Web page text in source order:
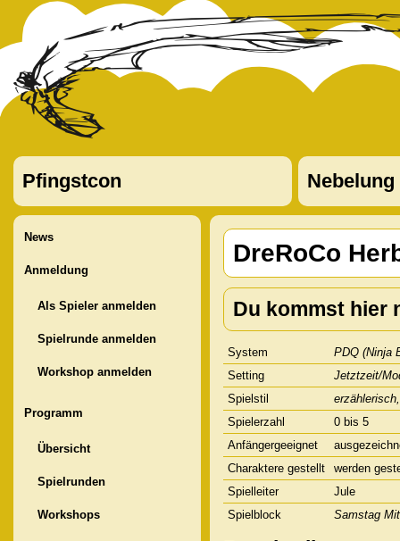
Pfingstcon Nebelung
News
Anmeldung
Als Spieler anmelden
Spielrunde anmelden
Workshop anmelden
Programm
Übersicht
Spielrunden
Workshops
DreRoCo
Du kommst hier
System
PDQ (Ninja
Setting
Jetztzeit/
Spielstil
Spielerzahl
0 bis 5
Anfängergeeignet
Charaktere gestellt
werden
Spielleiter
Jule
Spielblock
Samstag